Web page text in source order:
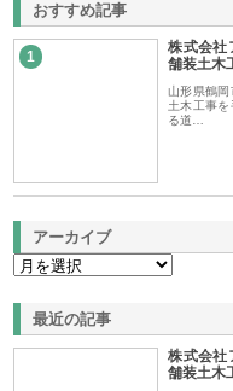
おすすめ記事
1
株式会社
舗装土木
山形県鶴岡
土木工事
る道…
アーカイブ
最近の記事
株式会社
舗装土木